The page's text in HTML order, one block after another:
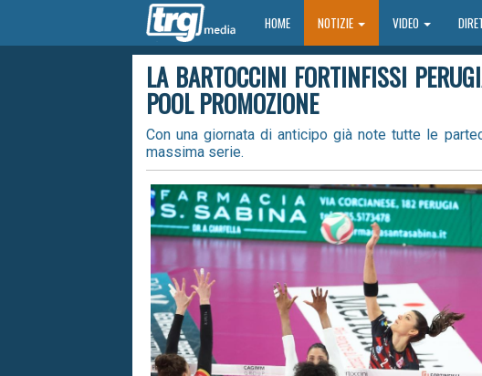
HOMEHOME NOTIZIE VIDEO
LA BARTOCCINI FORTINFISSI
POOL PROMOZIONE
Con una giornata di anticipo già note tutte le
massima serie.